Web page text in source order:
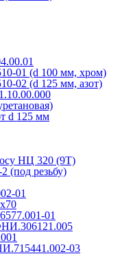
01 (d 100 мм, хром)
02 (d 125 мм, азот)
d 125 мм
НЦ 320 (9Т)
(под резьбу)
01
01
03